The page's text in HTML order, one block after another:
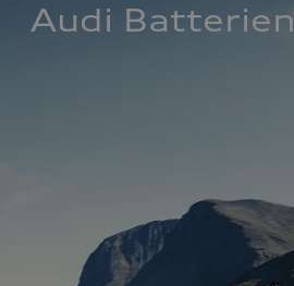
Audi Batterien